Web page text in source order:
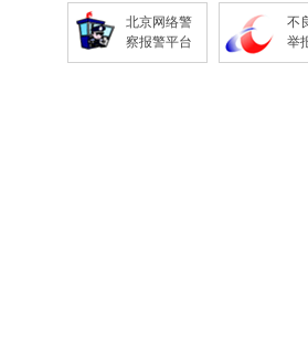
北京网络警
察报警平台
不
举